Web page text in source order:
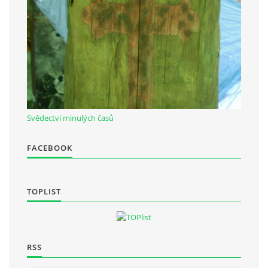
Občanská vzdělávací jednota "Komenský" v Choceradech z.s.
Chocerady 4
257 24 Chocerady
IČ: 498 28 614
Kontaktní osoba:
Svědectví minulých časů
FACEBOOK
TOPLIST
RSS